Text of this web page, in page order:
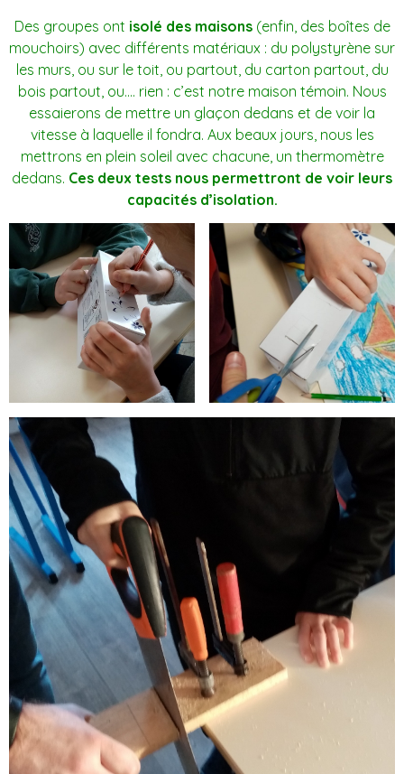
Des groupes ont isolé des maisons(enfin, des boîtes de
mouchoirs) avec différents matériaux : du polystyrène sur
les murs, ou sur le toit, ou partout, du carton partout, du
bois partout, ou…. rien : c’est notre maison témoin. Nous
essaierons de mettre un glaçon dedans et de voir la
vitesse à laquelle il fondra. Aux beaux jours, nous les
mettrons en plein soleil avec chacune, un thermomètre
dedans. Ces deux tests nous permettront de voir leurs
capacités d’isolation.